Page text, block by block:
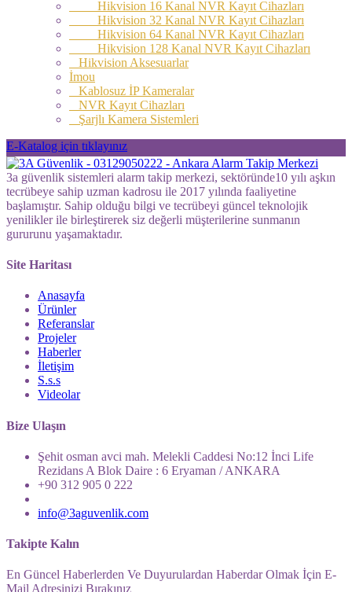
Hikvision 16 Kanal NVR Kayıt Cihazları
Hikvision 32 Kanal NVR Kayıt Cihazları
Hikvision 64 Kanal NVR Kayıt Cihazları
Hikvision 128 Kanal NVR Kayıt Cihazları
Hikvision Aksesuarlar
İmou
Kablosuz İP Kameralar
NVR Kayıt Cihazları
Şarjlı Kamera Sistemleri
E-Katalog için tıklayınız
3a güvenlik sistemleri alarm takip merkezi, sektöründe10 yılı aşkın
tecrübeye sahip uzman kadrosu ile 2017 yılında faaliyetine
başlamıştır. Sahip olduğu bilgi ve tecrübeyi güncel teknolojik
yenilikler ile birleştirerek siz değerli müşterilerine sunmanın
gururunu yaşamaktadır.
Site Haritası
Anasayfa
Ürünler
Referanslar
Projeler
Haberler
İletişim
S.s.s
Videolar
Bize Ulaşın
Şehit osman avci mah. Melekli Caddesi No:12 İnci Life
Rezidans A Blok Daire : 6 Eryaman / ANKARA
+90 312 905 0 222
info@3aguvenlik.com
Takipte Kalın
En Güncel Haberlerden Ve Duyurulardan Haberdar Olmak İçin E-
Mail Adresinizi Bırakınız